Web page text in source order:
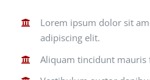
Lorem ipsum dolor sit
adipiscing elit.
Aliquam tincidunt mauris